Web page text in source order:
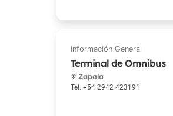
Terminal de Omnibus
Zapala
+54 2942 423191